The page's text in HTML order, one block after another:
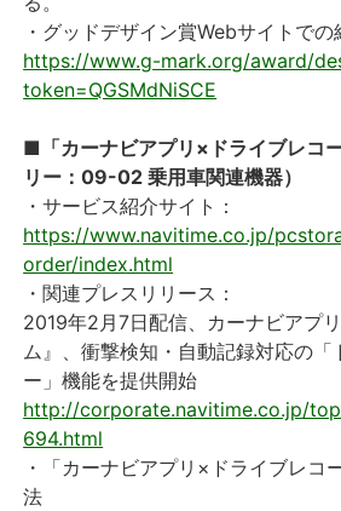
・グッドデザイン賞Webサイトでの
https://www.g-mark.org/award/
token=QGSMdNiSCE
■「カーナビアプリ×ドライブレコ
リー：09-02 乗用車関連機器）
・サービス紹介サイト：
https://www.navitime.co.jp/
order/index.html
・関連プレスリリース：
2019年2月7日配信、カーナビアプ
ム』、衝撃検知・自動記録対応の「
ー」機能を提供開始
http://corporate.navitime.co.jp/
694.html
・「カーナビアプリ×ドライブレコ
法